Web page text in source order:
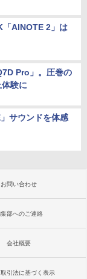
AINOTE 2」は
Pro」。圧巻の
験に
サウンドを体感
お問い合わせ
部へのご連絡
会社概要
引法に基づく表示